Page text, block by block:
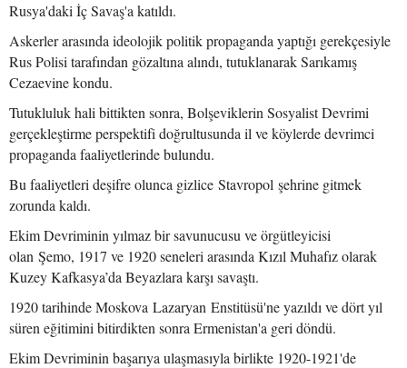
Rusya'daki İç Savaş'a katıldı.
Askerler arasında ideolojik politik propaganda yaptığı gerekçesiyle
Rus Polisi tarafından gözaltına alındı, tutuklanarak Sarıkamış
Cezaevine kondu.
Tutukluluk hali bittikten sonra, Bolşeviklerin Sosyalist Devrimi
gerçekleştirme perspektifi doğrultusunda il ve köylerde devrimci
propaganda faaliyetlerinde bulundu.
Bu faaliyetleri deşifre olunca gizlice Stavropol şehrine gitmek
zorunda kaldı.
Ekim Devriminin yılmaz bir savunucusu ve örgütleyicisi
olan Şemo, 1917 ve 1920 seneleri arasında Kızıl Muhafız olarak
Kuzey Kafkasya’da Beyazlara karşı savaştı.
1920 tarihinde Moskova Lazaryan Enstitüsü'ne yazıldı ve dört yıl
süren eğitimini bitirdikten sonra Ermenistan'a geri döndü.
Ekim Devriminin başarıya ulaşmasıyla birlikte 1920-1921'de